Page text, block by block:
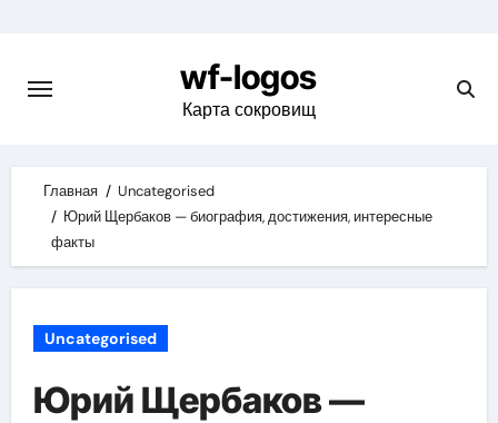
content
wf-logos
Карта сокровищ
Главная
Uncategorised
Юрий Щербаков — биография, достижения, интересные
факты
Uncategorised
Юрий Щербаков —